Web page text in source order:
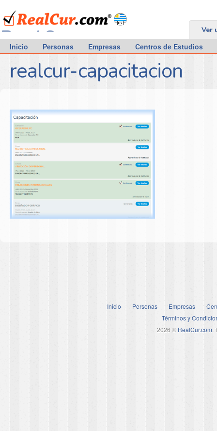
RealCur.com Ver
Inicio Personas Empresas Centros de Estudios
realcur-capacitacion
Inicio Personas Empresas
Términos y
2026 © RealCur.com.